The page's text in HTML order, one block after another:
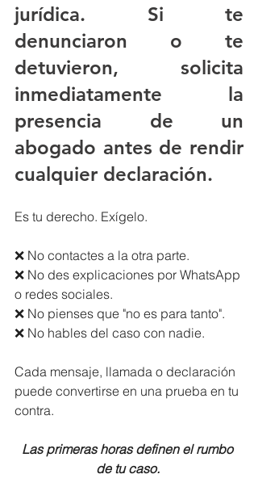
jurídica. Si te
denunciaron o te
detuvieron, solicita
inmediatamente la
presencia de un
abogado antes de rendir
cualquier declaración.
Es tu derecho. Exígelo.
❌ No contactes a la otra parte.
❌ No des explicaciones por WhatsApp
o redes sociales.
❌ No pienses que "no es para tanto".
❌ No hables del caso con nadie.
Cada mensaje, llamada o declaración
puede convertirse en una prueba en tu
contra.
Las primeras horas definen el rumbo
de tu caso.